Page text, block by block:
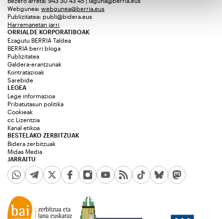
Webgunea: webgunea@berria.eus
Publizitatea: publi@bidera.eus
Harremanetan jarri
ORRIALDE KORPORATIBOAK
Ezagutu BERRIA Taldea
BERRIA berri bloga
Publizitatea
Galdera-erantzunak
Kontratazioak
Sarebide
JARRAITU
LEGEA
Lege informazioa
Pribatutasun politika
Cookieak
cc Lizentzia
Kanal etikoa
BESTELAKO ZERBITZUAK
Bidera zerbitzuak
Midas Media